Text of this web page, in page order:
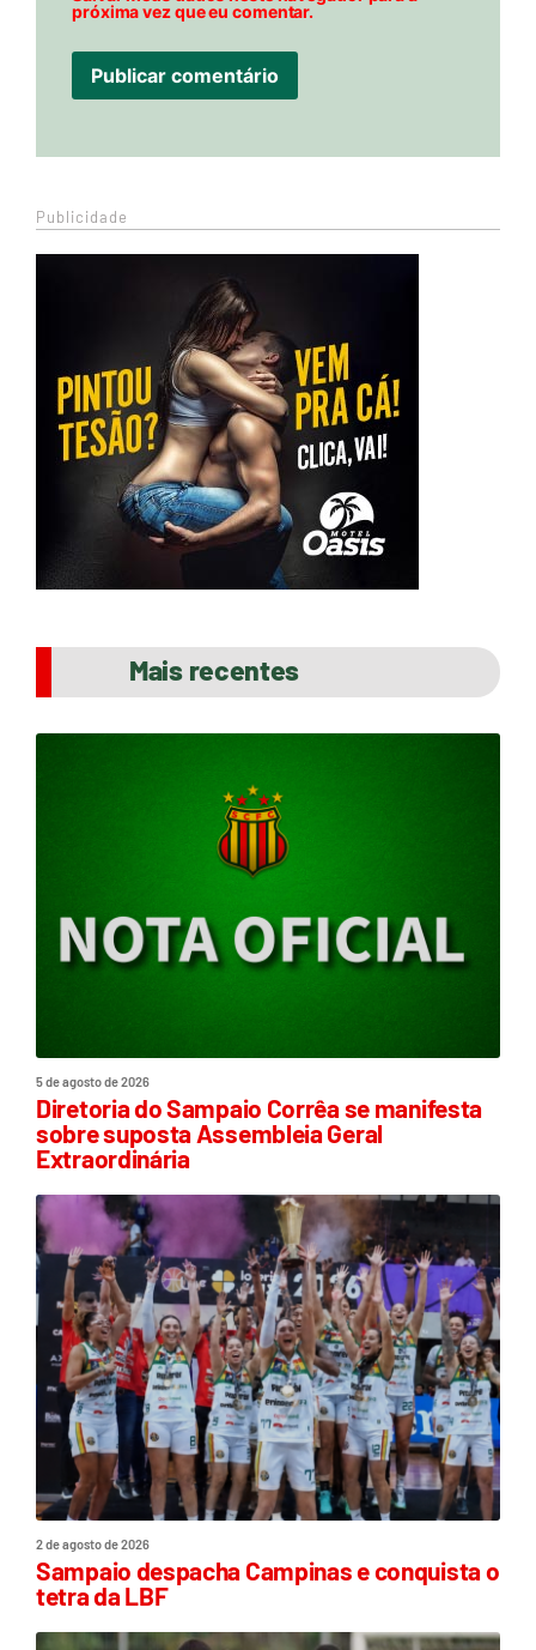
próxima vez que eu comentar.
Publicidade
Mais recentes
5 de agosto de 2026
Diretoria do Sampaio Corrêa se manifesta
sobre suposta Assembleia Geral
Extraordinária
2 de agosto de 2026
Sampaio despacha Campinas e conquista o
tetra da LBF